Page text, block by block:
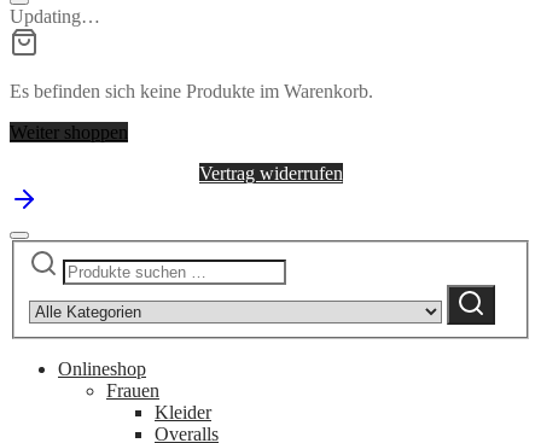
Updating…
Es befinden sich keine Produkte im Warenkorb.
Weiter shoppen
Vertrag widerrufen
Suchen
nach:
category:
Suchen
Onlineshop
Frauen
Kleider
Overalls